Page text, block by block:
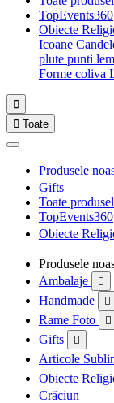
TopEvents360
Obiecte
Icoane
plute punti
Forme coliva

 Toate
Produsele
Gifts
Toate
TopEvents360
Obiecte
Produsele
Ambalaje

Handmade 
Rame Foto 
Gifts 
Articole
Obiecte
Crăciun